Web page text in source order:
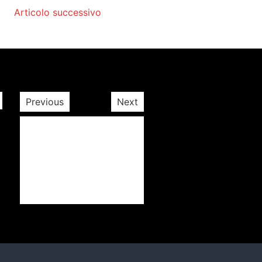
Articolo successivo
Previous Next